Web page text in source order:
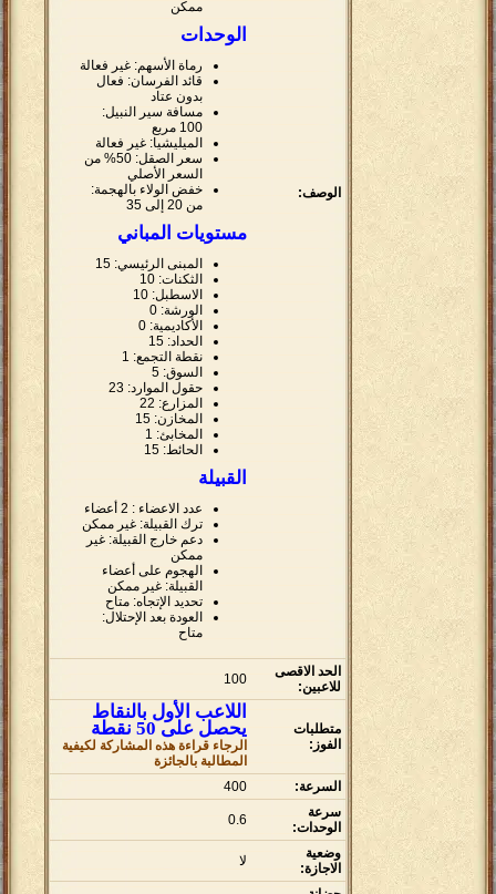
الوصف:
ممكن
الوحدات
رماة الأسهم: غير فعالة
قائد الفرسان: فعال
بدون عتاد
مسافة سير النبيل:
100 مربع
الميليشيا: غير فعالة
سعر الصقل: 50% من
السعر الأصلي
خفض الولاء بالهجمة:
من 20 إلى 35
مستويات المباني
المبنى الرئيسي: 15
الثكنات: 10
الاسطبل: 10
الورشة: 0
الأكاديمية: 0
الحداد: 15
نقطة التجمع: 1
السوق: 5
حقول الموارد: 23
المزارع: 22
المخازن: 15
المخابئ: 1
الحائط: 15
القبيلة
عدد الاعضاء : 2 أعضاء
ترك القبيلة: غير ممكن
دعم خارج القبيلة: غير
ممكن
الهجوم على أعضاء
القبيلة: غير ممكن
تحديد الإتجاه: متاح
العودة بعد الإحتلال:
متاح
الحد الاقصى
للاعبين:
100
متطلبات
الفوز:
اللاعب الأول بالنقاط
يحصل على 50 نقطة
الرجاء قراءة هذه المشاركة لكيفية
المطالبة بالجائزة
السرعة:
400
سرعة
الوحدات:
0.6
وضعية
الاجازة:
لا